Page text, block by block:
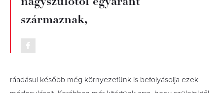
származnak,
ráadásul később még környezetünk is befolyásolja ezek